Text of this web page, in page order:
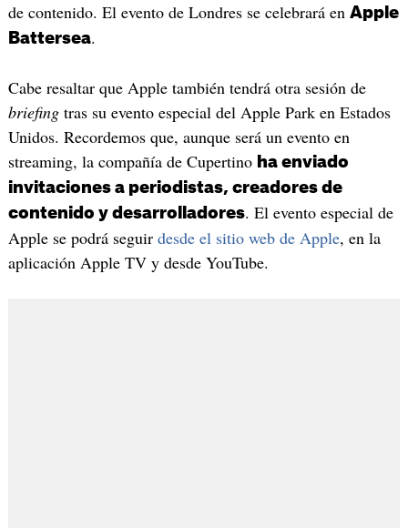
de contenido. El evento de Londres se celebrará en Apple
Battersea.
Cabe resaltar que Apple también tendrá otra sesión de
briefingtras su evento especial del Apple Park en Estados
Unidos. Recordemos que, aunque será un evento en
streaming, la compañía de Cupertino ha enviado
invitaciones a periodistas, creadores de
contenido y desarrolladores. El evento especial de
Apple se podrá seguir desde el sitio web de Apple, en la
aplicación Apple TV y desde YouTube.